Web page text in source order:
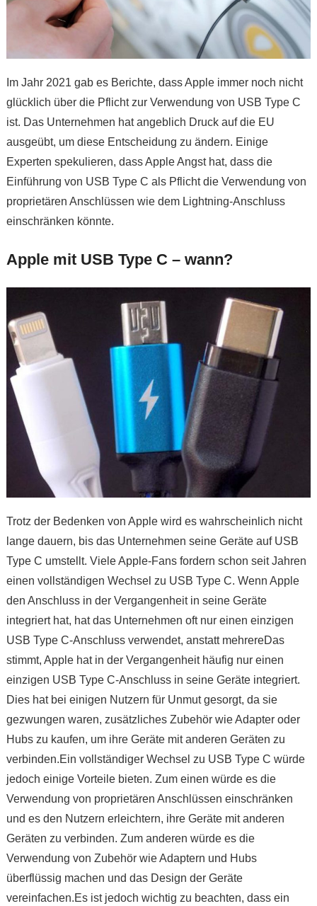
Im Jahr 2021 gab es Berichte, dass Apple immer noch nicht
glücklich über die Pflicht zur Verwendung von USB Type C
ist. Das Unternehmen hat angeblich Druck auf die EU
ausgeübt, um diese Entscheidung zu ändern. Einige
Experten spekulieren, dass Apple Angst hat, dass die
Einführung von USB Type C als Pflicht die Verwendung von
proprietären Anschlüssen wie dem Lightning-Anschluss
einschränken könnte.
Apple mit USB Type C – wann?
Trotz der Bedenken von Apple wird es wahrscheinlich nicht
lange dauern, bis das Unternehmen seine Geräte auf USB
Type C umstellt. Viele Apple-Fans fordern schon seit Jahren
einen vollständigen Wechsel zu USB Type C. Wenn Apple
den Anschluss in der Vergangenheit in seine Geräte
integriert hat, hat das Unternehmen oft nur einen einzigen
USB Type C-Anschluss verwendet, anstatt mehrereDas
stimmt, Apple hat in der Vergangenheit häufig nur einen
einzigen USB Type C-Anschluss in seine Geräte integriert.
Dies hat bei einigen Nutzern für Unmut gesorgt, da sie
gezwungen waren, zusätzliches Zubehör wie Adapter oder
Hubs zu kaufen, um ihre Geräte mit anderen Geräten zu
verbinden.Ein vollständiger Wechsel zu USB Type C würde
jedoch einige Vorteile bieten. Zum einen würde es die
Verwendung von proprietären Anschlüssen einschränken
und es den Nutzern erleichtern, ihre Geräte mit anderen
Geräten zu verbinden. Zum anderen würde es die
Verwendung von Zubehör wie Adaptern und Hubs
überflüssig machen und das Design der Geräte
vereinfachen.Es ist jedoch wichtig zu beachten, dass ein